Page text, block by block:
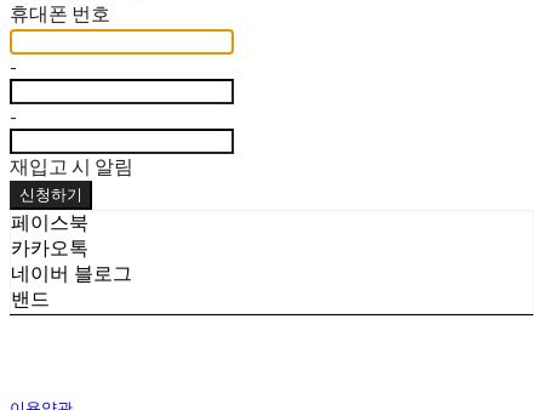
휴대폰 번호
-
-
재입고 시 알림
신청하기
페이스북
카카오톡
네이버 블로그
밴드